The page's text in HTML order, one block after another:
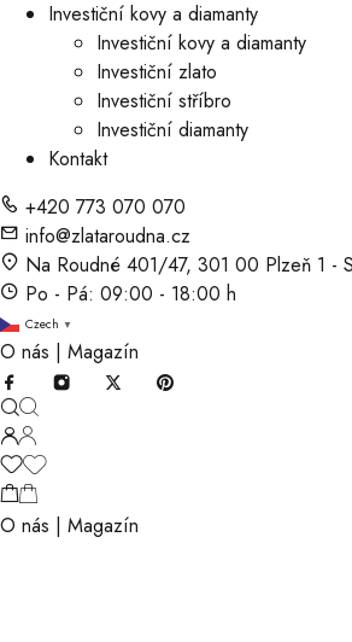
Investiční kovy a diamanty
Investiční kovy a diamanty
Investiční zlato
Investiční stříbro
Investiční diamanty
Kontakt
+420 773 070 070
info@zlataroudna.cz
Na Roudné 401/47, 301 00 Plzeň 1 -
Po - Pá: 09:00 - 18:00 h
Czech ▼
O nás | Magazín
O nás | Magazín